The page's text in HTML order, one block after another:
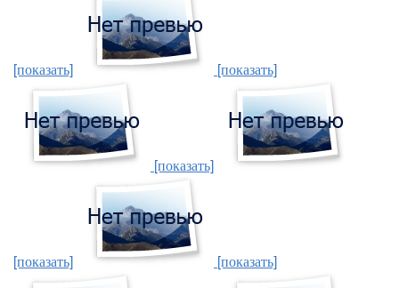
[показать] [показать]
[показать]
[показать] [показать]